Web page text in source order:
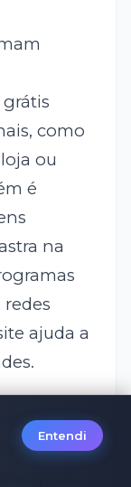
como
ou
é
na
ajuda a
se o
no
cupom,
Entendi